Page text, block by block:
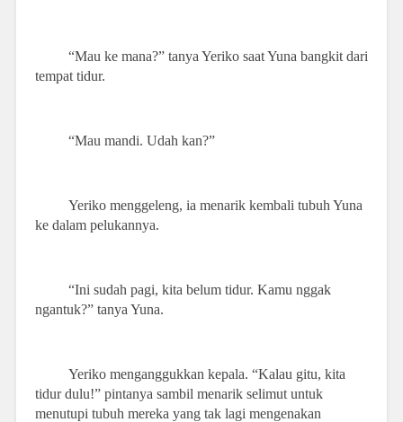
“Mau ke mana?” tanya Yeriko saat Yuna bangkit dari
tempat tidur.
“Mau mandi. Udah kan?”
Yeriko menggeleng, ia menarik kembali tubuh Yuna
ke dalam pelukannya.
“Ini sudah pagi, kita belum tidur. Kamu nggak
ngantuk?” tanya Yuna.
Yeriko menganggukkan kepala. “Kalau gitu, kita
tidur dulu!” pintanya sambil menarik selimut untuk
menutupi tubuh mereka yang tak lagi mengenakan